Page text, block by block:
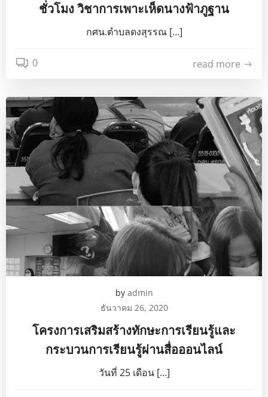
ชั่วโมง วิชาการเพาะเห็ดนางฟ้าภูฐาน
กศน.ตำบลดงสุรรณ […]
0 read more
by admin
ธันวาคม 26, 2020
โครงการเสริมสร้างทักษะการเรียนรู้และ
กระบวนการเรียนรู้ผ่านสื่อออนไลน์
วันที่ 25 เดือน […]